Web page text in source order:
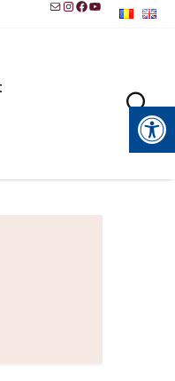
MailInstagram
Facebook
YouTube
Instrumente pentru accesibilitate